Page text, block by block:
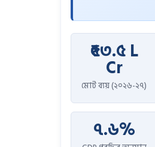
₹৫৩.৫ L
Cr
মোট ব্যয় (২০২৬-২৭)
৭.৬%